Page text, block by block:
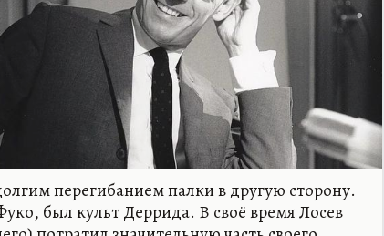
перегибанием палки в другую сторону.
был культ Деррида. В своё время Лосев